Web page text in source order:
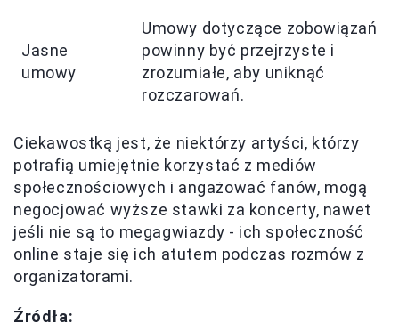
Jasne
umowy
Umowy dotyczące zobowiązań
powinny być przejrzyste i
zrozumiałe, aby uniknąć
rozczarowań.
Ciekawostką jest, że niektórzy artyści, którzy
potrafią umiejętnie korzystać z mediów
społecznościowych i angażować fanów, mogą
negocjować wyższe stawki za koncerty, nawet
jeśli nie są to megagwiazdy - ich społeczność
online staje się ich atutem podczas rozmów z
organizatorami.
Źródła: